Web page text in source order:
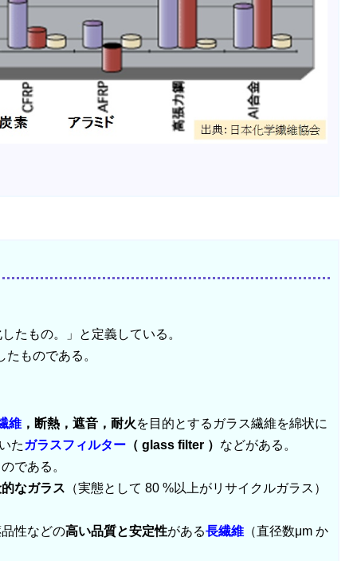
たもの。」と定義している。
ものである。
維 ，断熱，遮音，耐火を目的とするガラス繊維を綿状に
た ガラスフィルター （ glass filter ） などがある。
である。
なガラス （実態として 80 %以上がリサイクルガラス）
性などの高い品質と安定性がある長繊維 （直径数μm か